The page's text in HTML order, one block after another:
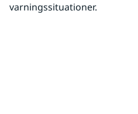
varningssituationer.